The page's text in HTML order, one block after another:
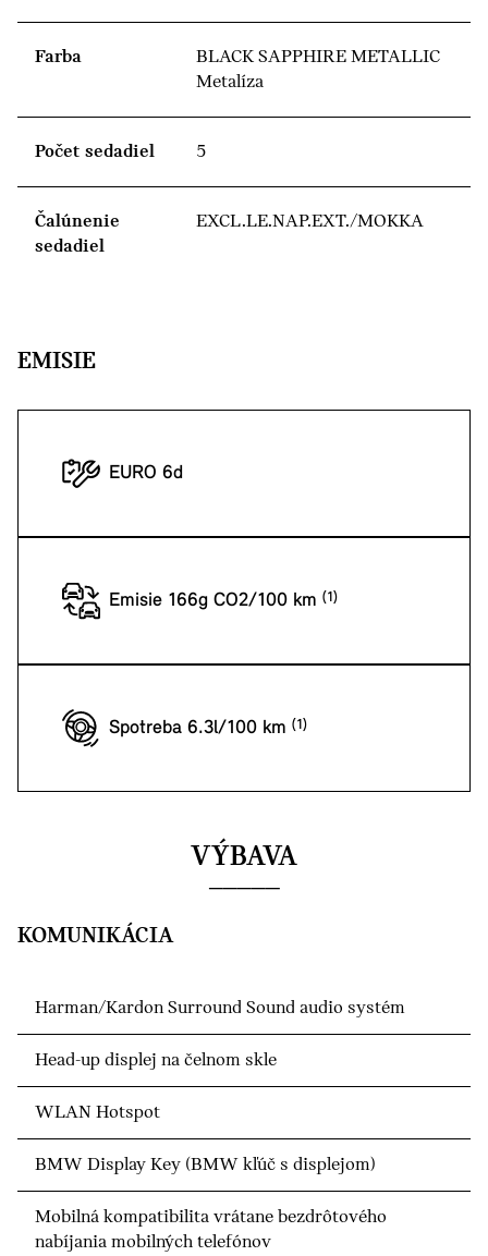
Farba
BLACK SAPPHIRE METALLIC
Metalíza
Počet sedadiel 5
Čalúnenie
sedadiel
EXCL.LE.NAP.EXT./MOKKA
EMISIE
EURO 6d
Emisie 166g CO2/100 km
Spotreba 6.3l/100 km
VÝBAVA
KOMUNIKÁCIA
Harman/Kardon Surround Sound audio systém
Head-up displej na čelnom skle
WLAN Hotspot
BMW Display Key (BMW kľúč s displejom)
Mobilná kompatibilita vrátane bezdrôtového
nabíjania mobilných telefónov